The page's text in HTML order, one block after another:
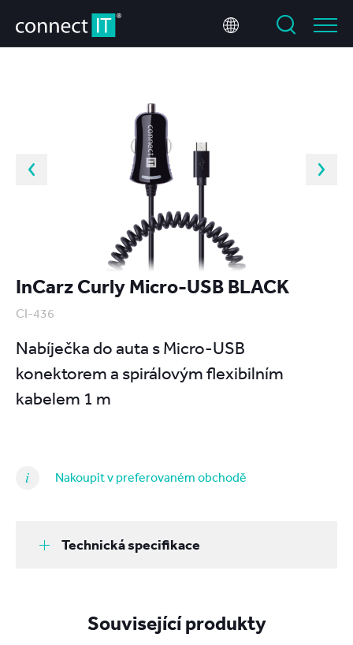
InCarz Curly Micro-USB BLACK
CI-436
Nabíječka do auta s Micro-USB
konektorem a spirálovým flexibilním
kabelem 1 m
Nakoupit v preferovaném obchodě
Technická specifikace
Související produkty